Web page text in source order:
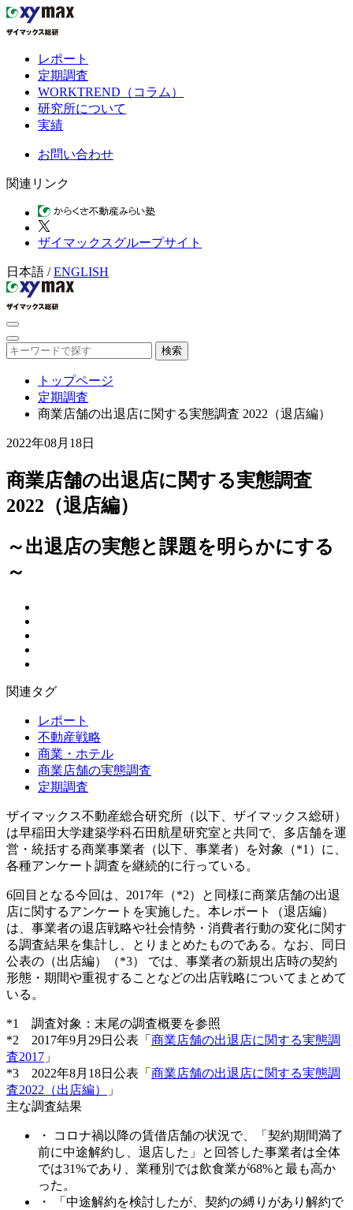
レポート
定期調査
WORKTREND（コラム）
研究所について
実績
お問い合わせ
関連リンク
ザイマックスグループサイト
日本語 /ENGLISH
検索
トップページ
定期調査
商業店舗の出退店に関する実態調査 2022（退店編）
2022年08月18日
商業店舗の出退店に関する実態調査
2022（退店編）
～出退店の実態と課題を明らかにする
～
関連タグ
レポート
不動産戦略
商業・ホテル
商業店舗の実態調査
定期調査
ザイマックス不動産総合研究所（以下、ザイマックス総研）
は早稲田大学建築学科石田航星研究室と共同で、多店舗を運
営・統括する商業事業者（以下、事業者）を対象（*1）に、
各種アンケート調査を継続的に行っている。
6回目となる今回は、2017年（*2）と同様に商業店舗の出退
店に関するアンケートを実施した。本レポート（退店編）
は、事業者の退店戦略や社会情勢・消費者行動の変化に関す
る調査結果を集計し、とりまとめたものである。なお、同日
公表の（出店編）（*3） では、事業者の新規出店時の契約
形態・期間や重視することなどの出店戦略についてまとめて
いる。
*1 調査対象：末尾の調査概要を参照
*2 2017年9月29日公表「 商業店舗の出退店に関する実態調
査2017 」
*3 2022年8月18日公表「 商業店舗の出退店に関する実態調
査2022（出店編）
」
主な調査結果
・ コロナ禍以降の賃借店舗の状況で、「契約期間満了
前に中途解約し、退店した」と回答した事業者は全体
では31%であり、業種別では飲食業が68%と最も高か
った。
・ 「中途解約を検討したが、契約の縛りがあり解約で